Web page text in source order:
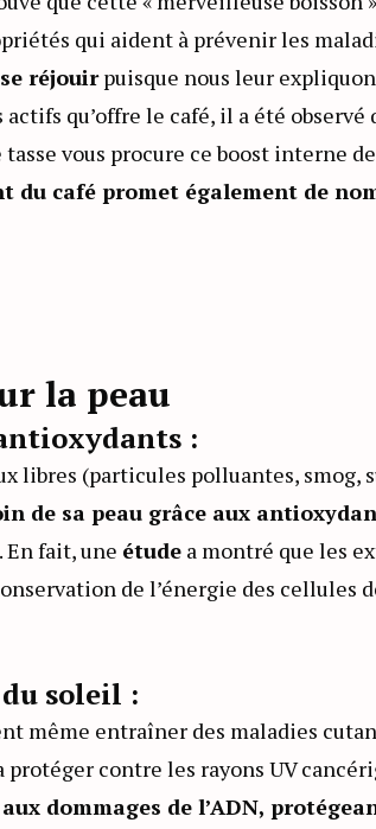
qui aident à prévenir les
réjouirpuisque nous leur
qu’offre le café, il a été
vous procure ce boost interne
du café promet également de
la peau
:
libres (particules polluantes, smog,
de sa peau grâce aux
. En fait, une étude a montré que les
de l’énergie des cellules
soleil :
même entraîner des maladies
contre les rayons UV
dommages de l’ADN,